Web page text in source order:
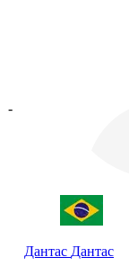
-
Дантас Дантас